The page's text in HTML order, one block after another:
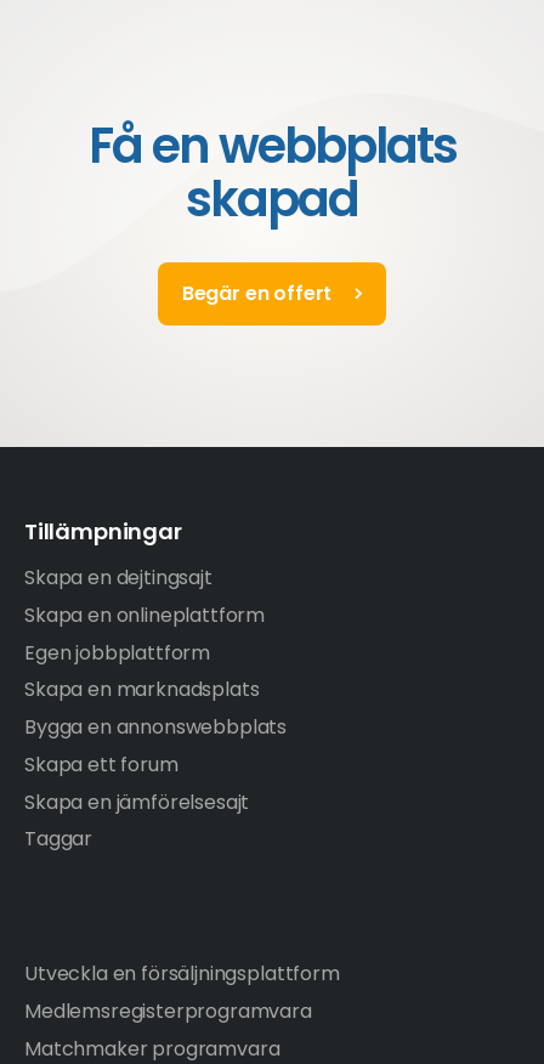
Få en webbplats
skapad
Begär en offert
Tillämpningar
Skapa en dejtingsajt
Skapa en onlineplattform
Egen jobbplattform
Skapa en marknadsplats
Bygga en annonswebbplats
Skapa ett forum
Skapa en jämförelsesajt
Taggar
Utveckla en försäljningsplattform
Medlemsregisterprogramvara
Matchmaker programvara